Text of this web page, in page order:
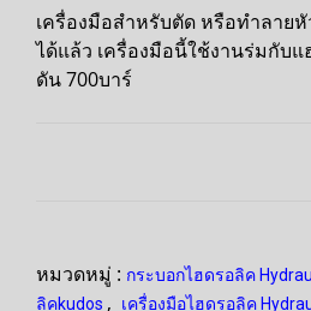
เครื่องมือสำหรับตัด หรือทำลาย
ได้แล้ว เครื่องมือนี้ใช้งานร่มกับ
ดัน 700บาร์
หมวดหมู่ : กระบอกไฮดรอลิค
ลิคkudos , เครื่องมือไฮดรอลิค